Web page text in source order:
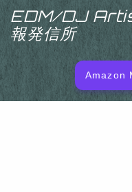
EDM/DJ
報発信所
MENU
EDM/DJ/PD
Amazon